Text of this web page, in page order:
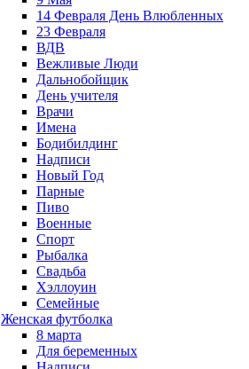
14 Февраля День Влюбленных
23 Февраля
ВДВ
Вежливые Люди
Дальнобойщик
День учителя
Врачи
Имена
Бодибилдинг
Надписи
Новый Год
Парные
Пиво
Военные
Спорт
Рыбалка
Свадьба
Хэллоуин
Семейные
Женская футболка
8 марта
Для беременных